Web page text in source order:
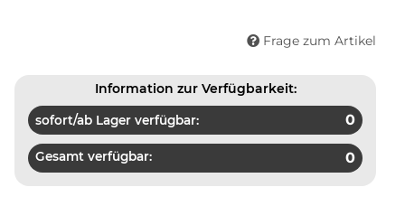
Frage zum Artikel
Information zur Verfügbarkeit:
sofort/ab Lager verfügbar: 0
Gesamt verfügbar: 0